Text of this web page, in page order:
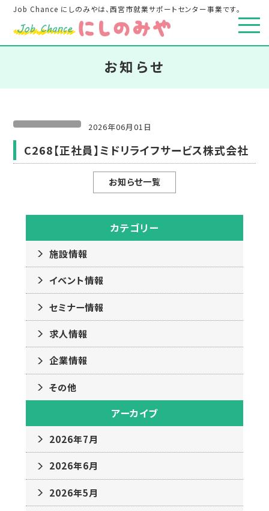
Job Chance にしのみやは、西宮市就業サポートセンター事業です。
お知らせ
2026年06月01日
C268【正社員】ミドリライフサービス株式会社
お知らせ一覧
カテゴリー
施設情報
イベント情報
セミナー情報
求人情報
企業情報
その他
アーカイブ
2026年7月
2026年6月
2026年5月